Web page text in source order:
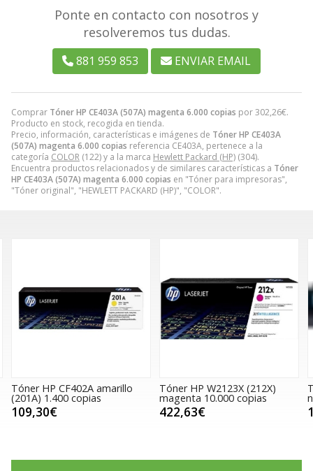
Comprar Tóner HP CE403A (507A) magenta 6.000 copias por302,26€.
Producto en stock, recogida en tienda.
Precio, información, características e imágenes de Tóner HP CE403A
(507A) magenta 6.000 copias referencia CE403A, pertenece a la
categoría COLOR (122) y a la marca Hewlett Packard (HP) (304).
Encuentra productos relacionados y de similares características a Tóner
HP CE403A (507A) magenta 6.000 copias en "Tóner para impresoras",
"Tóner original", "HEWLETT PACKARD (HP)", "COLOR".
Ponte en contacto con nosotros y
resolveremos tus dudas.
881 959 853 ENVIAR EMAIL
Tóner HP CF402A amarillo
(201A) 1.400 copias
109,30€
Tóner HP W2123X (212X)
magenta 10.000 copias
422,63€